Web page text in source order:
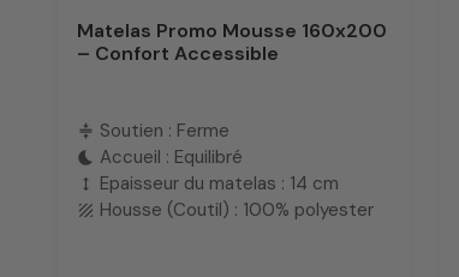
Matelas Promo Mousse 160x200
– Confort Accessible
compress Soutien : Ferme
bedtime Accueil : Equilibré
height Epaisseur du matelas : 14 cm
texture Housse (Coutil) : 100% polyester